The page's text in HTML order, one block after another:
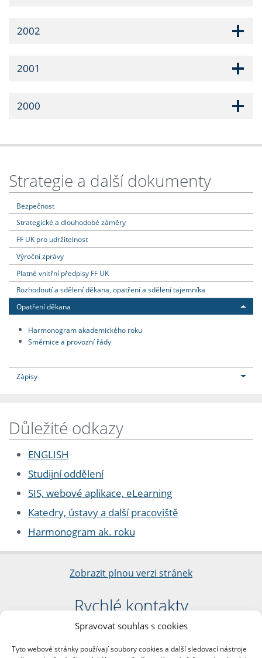
Spravovat souhlas s cookies
Tyto webové stránky používají soubory cookies a další sledovací nástroje
2002
2001
2000
Strategie a další dokumenty
Bezpečnost
Strategické a dlouhodobé záměry
FF UK pro udržitelnost
Výroční zprávy
Platné vnitřní předpisy FF UK
Rozhodnutí a sdělení děkana, opatření a sdělení tajemníka
Opatření děkana
Harmonogram akademického roku
Směrnice a provozní řády
Zápisy
Důležité odkazy
ENGLISH
Studijní oddělení
SIS, webové aplikace, eLearning
Katedry, ústavy a další pracoviště
Harmonogram ak. roku
Zobrazit plnou verzi stránek
Rychlé kontakty
Filozofická fakulta
nám. Jana Palacha 1/2